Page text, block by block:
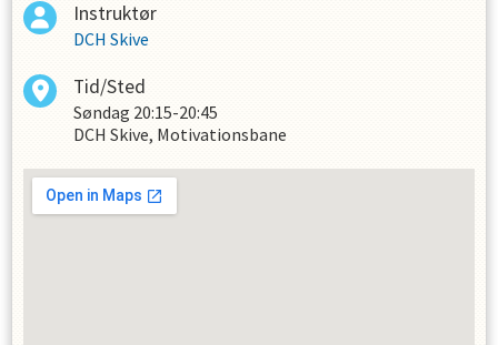
Instruktør
DCH Skive
Tid/Sted
Søndag 20:15-20:45
DCH Skive, Motivationsbane